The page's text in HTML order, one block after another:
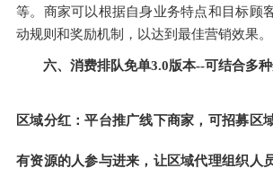
等。商家可以根据自身业务特点和目标顾
动规则和奖励机制，以达到最佳营销效果。
六、消费排队免单3.0版本--可结合多
区域分红：平台推广线下商家，可招募区
有资源的人参与进来，让区域代理组织人